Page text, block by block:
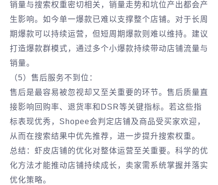
销量与搜索权重密切相关，销量走势和坑位产出都会产
生影响。如今单一爆款已难以支撑整个店铺。对于长周
期爆款可以持续运营，但短周期爆款则难以维持。建议
打造爆款群模式，通过多个小爆款持续带动店铺流量与
销量。
（5）售后服务不到位：
售后是最容易被忽视却又至关重要的环节。售后质量直
接影响回购率、退货率和DSR等关键指标。若这些指
标表现优秀，Shopee会判定店铺及商品受买家欢迎，
从而在搜索结果中优先推荐，进一步提升搜索权重。
总结：虾皮店铺的优化对整体运营至关重要。科学的优
化方法才能推动店铺持续成长，卖家需系统掌握并落实
优化策略。